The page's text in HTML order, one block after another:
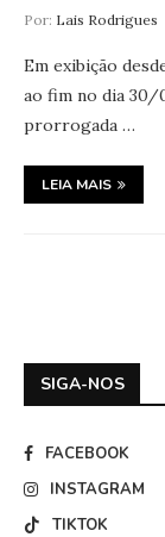
Por: Lais Rodrigues
Em exibição
ao fim no dia 30/
prorrogada …
LEIA MAIS
SIGA-NOS
FACEBOOK
INSTAGRAM
TIKTOK